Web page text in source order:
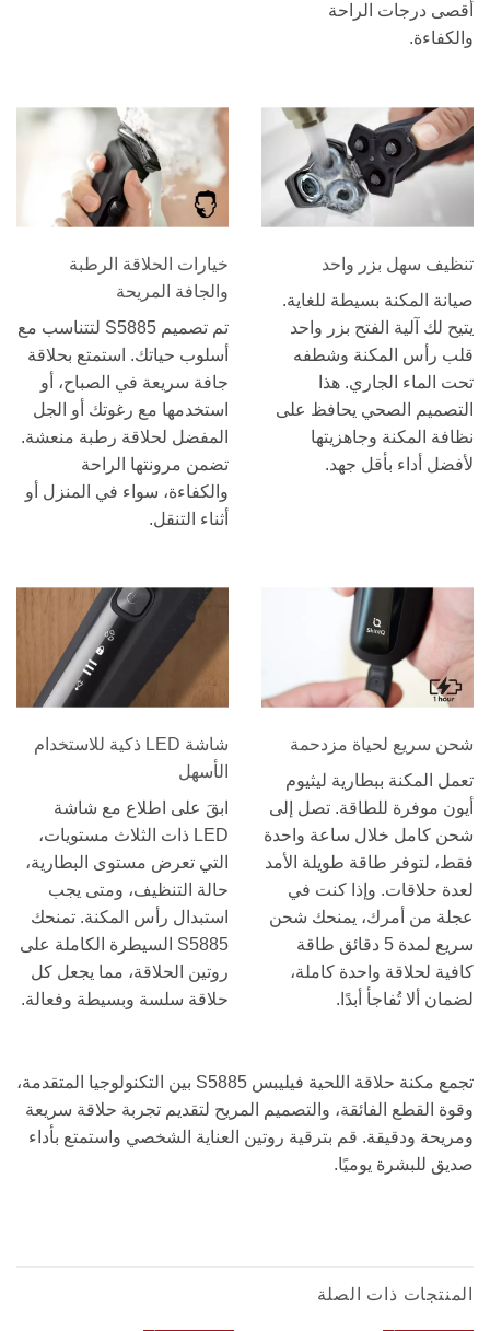
أقصى درجات الراحة
والكفاءة.
تنظيف سهل بزر واحد
صيانة المكنة بسيطة للغاية.
يتيح لك آلية الفتح بزر واحد
قلب رأس المكنة وشطفه
تحت الماء الجاري. هذا
التصميم الصحي يحافظ على
نظافة المكنة وجاهزيتها
لأفضل أداء بأقل جهد.
خيارات الحلاقة الرطبة
والجافة المريحة
تم تصميم S5885 لتتناسب مع
أسلوب حياتك. استمتع بحلاقة
جافة سريعة في الصباح، أو
استخدمها مع رغوتك أو الجل
المفضل لحلاقة رطبة منعشة.
تضمن مرونتها الراحة
والكفاءة، سواء في المنزل أو
أثناء التنقل.
شحن سريع لحياة مزدحمة
تعمل المكنة ببطارية ليثيوم
أيون موفرة للطاقة. تصل إلى
شحن كامل خلال ساعة واحدة
فقط، لتوفر طاقة طويلة الأمد
لعدة حلاقات. وإذا كنت في
عجلة من أمرك، يمنحك شحن
سريع لمدة 5 دقائق طاقة
كافية لحلاقة واحدة كاملة،
لضمان ألا تُفاجأ أبدًا.
شاشة LED ذكية للاستخدام
الأسهل
ابقَ على اطلاع مع شاشة
LED ذات الثلاث مستويات،
التي تعرض مستوى البطارية،
حالة التنظيف، ومتى يجب
استبدال رأس المكنة. تمنحك
S5885 السيطرة الكاملة على
روتين الحلاقة، مما يجعل كل
حلاقة سلسة وبسيطة وفعالة.
تجمع مكنة حلاقة اللحية فيليبس S5885 بين التكنولوجيا المتقدمة،
وقوة القطع الفائقة، والتصميم المريح لتقديم تجربة حلاقة سريعة
ومريحة ودقيقة. قم بترقية روتين العناية الشخصي واستمتع بأداء
صديق للبشرة يوميًا.
المنتجات ذات الصلة